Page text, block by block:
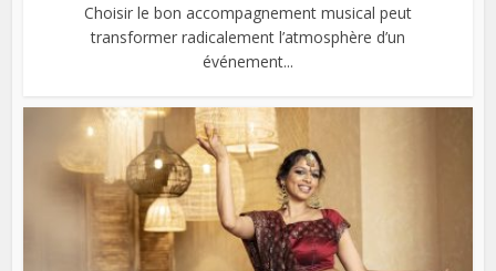
Choisir le bon accompagnement musical peut
transformer radicalement l’atmosphère d’un
événement...